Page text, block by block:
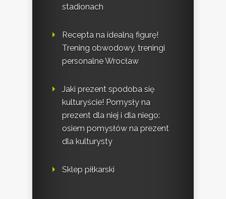
stadionach
Recepta na idealną figurę!
Trening obwodowy, treningi
personalne Wrocław
Jaki prezent spodoba się
kulturyście! Pomysły na
prezent dla niej i dla niego:
osiem pomysłów na prezent
dla kulturysty
Sklep piłkarski